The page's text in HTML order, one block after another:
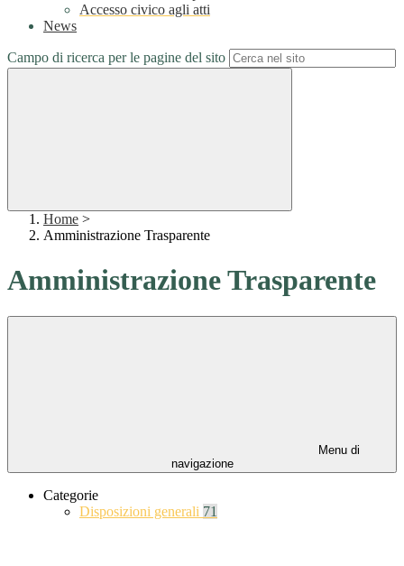
Accesso civico agli atti
News
Campo di ricerca per le pagine del sito
Home >
Amministrazione Trasparente
Amministrazione Trasparente
Menu di
navigazione
Categorie
Disposizioni generali 71